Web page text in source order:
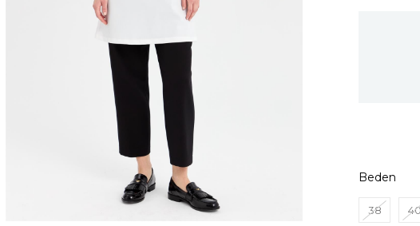
Beden
38 40